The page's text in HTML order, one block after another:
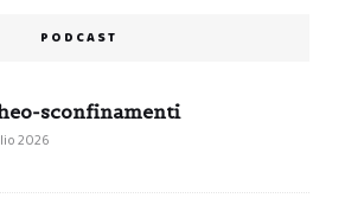
PODCAST
sconfinamenti
2026